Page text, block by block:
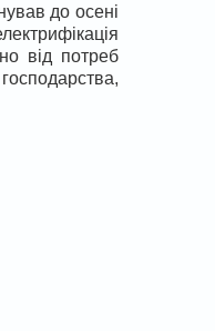
до осені
від потреб